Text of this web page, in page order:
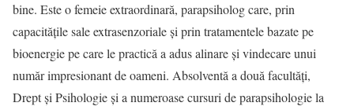
bine. Este o femeie extraordinară, parapsiholog care, prin
capacităţile sale extrasenzoriale şi prin tratamentele bazate pe
bioenergie pe care le practică a adus alinare şi vindecare unui
număr impresionant de oameni. Absolventă a două facultăţi,
Drept şi Psihologie şi a numeroase cursuri de parapsihologie la